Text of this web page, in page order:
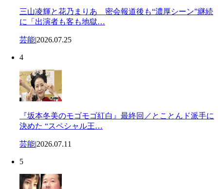
三山凌輝と花乃まりあ 密会報道後も“濃厚シーン”継続
に「出演者も客も地獄…
芸能|2026.07.25
4
『坂本冬美のモゴモゴ紅白』最終回／とことんド派手に
決めた “スペシャル王…
芸能|2026.07.11
5